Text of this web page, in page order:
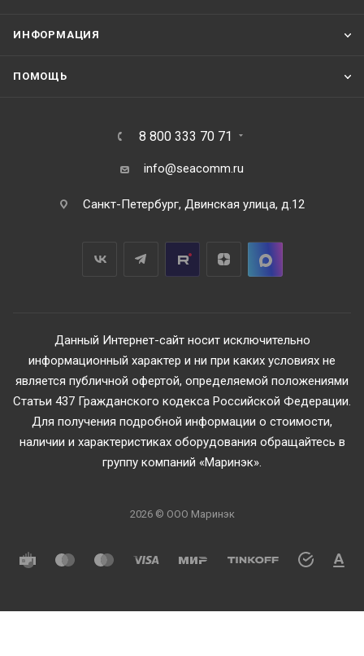
ИНФОРМАЦИЯ
ПОМОЩЬ
8 800 333 70 71
info@seacomm.ru
Санкт-Петербург, Двинская улица, д.12
Данный Интернет-сайт носит исключительно
информационный характер и ни при каких условиях не
является публичной офертой, определяемой положениями
Статьи 437 Гражданского кодекса Российской Федерации.
Для получения подробной информации о стоимости,
наличии и характеристиках оборудования обращайтесь в
группу компаний «Маринэк».
2026 © ООО Маринэк